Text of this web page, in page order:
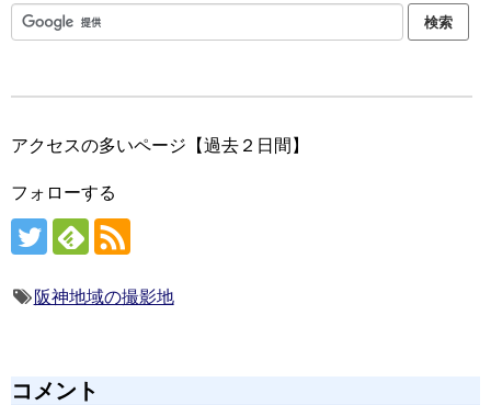
アクセスの多いページ【過去２日間】
フォローする
阪神地域の撮影地
コメント